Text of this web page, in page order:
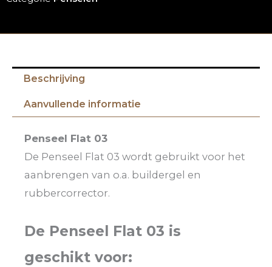
Beschrijving
Aanvullende informatie
Penseel Flat 03
De Penseel Flat 03 wordt gebruikt voor het
aanbrengen van o.a. buildergel en
rubbercorrector.
De Penseel Flat 03 is
geschikt voor: